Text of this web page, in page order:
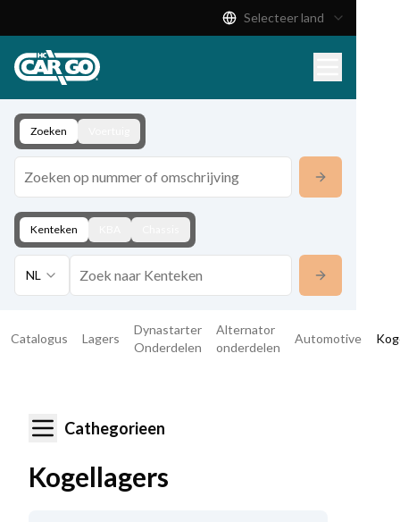
Download
Contact
Selecteer land
Zoeken
Kenteken
NL
Catalogus Lagers
Dynastarter
Onderdelen
Alternator
onderdelen
Automotive
Cathegorieen
Kogellagers